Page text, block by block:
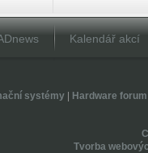
Kalendář akcí
systémy| Hardware forum
Tvorba